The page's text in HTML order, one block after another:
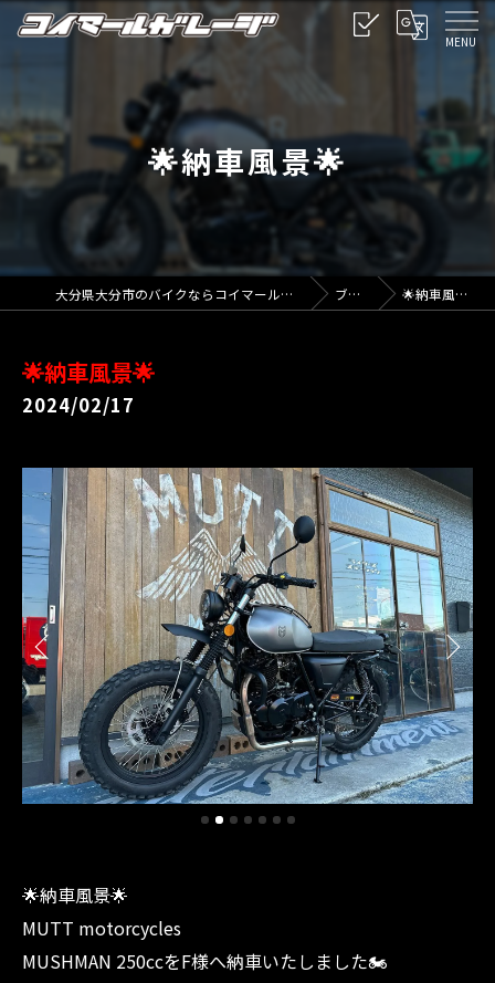
🌟納車風景🌟
大分県大分市のバイクならコイマールガレージ ブログ 🌟納車風景🌟
🌟納車風景🌟
2024/02/17
🌟納車風景🌟
MUTT motorcycles
MUSHMAN 250ccをF様へ納車いたしました🏍️